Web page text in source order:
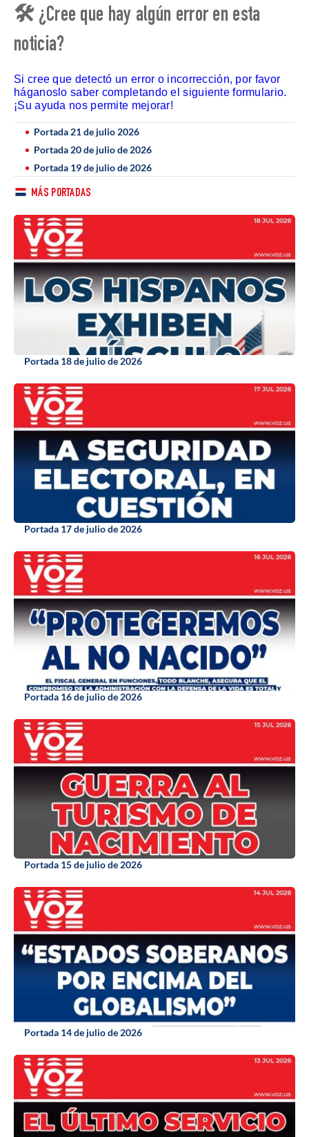
🛠 ¿Cree que hay algún error en esta
noticia?
Si cree que detectó un error o incorrección, por favor
háganoslo saber completando el siguiente formulario.
¡Su ayuda nos permite mejorar!
Portada 21 de julio 2026
Portada 20 de julio de 2026
Portada 19 de julio de 2026
MÁS PORTADAS
Portada 18 de julio de 2026
Portada 17 de julio de 2026
Portada 16 de julio de 2026
Portada 15 de julio de 2026
Portada 14 de julio de 2026